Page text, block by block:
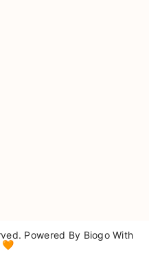
Powered By Biogo With
🧡